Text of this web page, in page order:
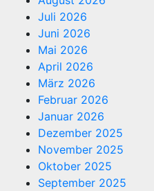
Juli 2026
Juni 2026
Mai 2026
April 2026
März 2026
Februar 2026
Januar 2026
Dezember 2025
November 2025
Oktober 2025
September 2025